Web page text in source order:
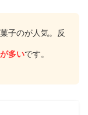
子のが人気。反
多いです。